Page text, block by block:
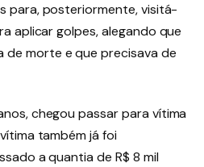
para, posteriormente, visitá-
aplicar golpes, alegando que
de morte e que precisava de
chegou passar para vítima
vítima também já foi
a quantia de R$ 8 mil